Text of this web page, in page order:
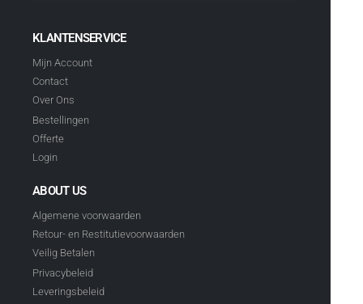
KLANTENSERVICE
Mijn Account
Contact
Over Ons
Bestellingen
Offerte
Login
ABOUT US
Algemene voorwaarden
Retour- en Restitutievoorwaarden
Veilig Betalen
Privacybeleid
Leveringsbeleid